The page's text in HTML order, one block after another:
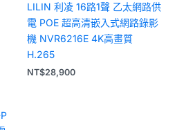
LILIN 利凌 16路1聲 乙太網路供
電 POE 超高清嵌入式網路錄影
機 NVR6216E 4K高畫質
H.265
NT$28,900